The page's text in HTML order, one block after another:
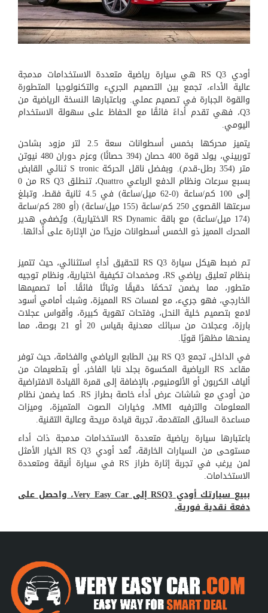
أودي RS Q3 هي سيارة رياضية متعددة الاستخدامات مدمجة
عالية الأداء، تجمع بين التصميم الجريء والتكنولوجيا المتطورة
والقوة الجبارة في تصميم عملي. وباعتبارها النسخة الرياضية من
Q3، فهي تقدم أداءً فائقًا مع الحفاظ على سهولة الاستخدام
اليومي.
يتميز محركها بخمس أسطوانات سعة 2.5 لتر مزود بشاحن
توربيني، يولد قوة 400 حصان (394 حصانًا) وعزم دوران 480 نيوتن
متر (354 رطل-قدم). وبفضل ناقل الحركة S tronic ثنائي القابض
بسبع سرعات ونظام الدفع الرباعي Quattro، تنطلق RS Q3 من 0
إلى 100 كم/ساعة (0-62 ميل/ساعة) في 4.5 ثانية فقط، وتبلغ
سرعتها القصوى 250 كم/ساعة (155 ميل/ساعة) (أو 280 كم/ساعة
(174 ميل/ساعة) مع باقة RS Dynamic الاختيارية). ويُضفي هدير
المحرك المميز ذو الخمس أسطوانات مزيدًا من الإثارة على أدائها.
تم ضبط هيكل سيارة RS Q3 لتحقيق أداءٍ استثنائي، حيث تتميز
بنظام تعليق رياضي RS، ومخمدات تكيفية اختيارية، ونظام توجيه
متطور، مما يضمن تحكمًا دقيقًا وثباتًا فائقًا. أما تصميمها
الخارجي، فهو جريء، مع لمسات RS المميزة، وشبك أمامي أسود
لامع بتصميم خلية النحل، وفتحات تهوية كبيرة، وأقواس عجلات
بارزة، وعجلات من سبائك معدنية بقياس 20 أو 21 بوصة، مما
يمنحها مظهرًا قويًا.
في الداخل، تجمع RS Q3 بين الطابع الرياضي والفخامة، حيث توفر
مقاعد RS الرياضية المكسوة بجلد نابا الفاخر، أو بتطعيمات من
ألياف الكربون أو الألومنيوم، بالإضافة إلى قمرة القيادة الافتراضية
من أودي مع شاشات عرض أداء خاصة بطراز RS. كما يضمن نظام
المعلومات والترفيه MMI، وخيارات الصوت المتميزة، وميزات
مساعدة السائق المتقدمة، تجربة قيادة مريحة وعالية التقنية.
باعتبارها سيارة رياضية متعددة الاستخدامات مدمجة ذات أداء
مستوحى من السيارات الخارقة، تُعد أودي RS Q3 الخيار الأمثل
لمن يرغب في تجربة إثارة طراز RS في سيارة أنيقة ومتعددة
الاستخدامات.
ببيع سيارتك أودي RSQ3 إلى Very Easy Car، واحصل على
دفعة نقدية فورية.